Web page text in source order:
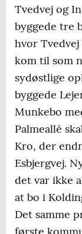
Tvedvej og
byggede tre
hvor Tvedvej
kom til som
sydøstlige
byggede
Munkebo
Palmeallé
Kro, der
Esbjergvej.
det var ikke
at bo i
Det samme